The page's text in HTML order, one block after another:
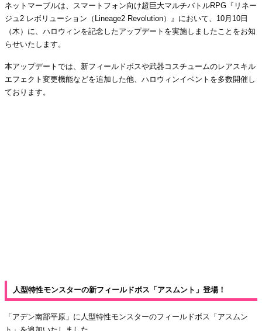
ネットマーブルは、スマートフォン向け超巨大マルチバトルRPG『リネー
ジュ2 レボリューション（Lineage2 Revolution）』において、10月10日
（木）に、ハロウィンを記念したアップデートを実施しましたことをお知
らせいたします。
本アップデートでは、新フィールドボスや武器コスチュームのレアスキル
エフェクト変更機能などを追加した他、ハロウィンイベントを多数開催し
ております。
人型特性モンスターの新フィールドボス「アスムント」登場！
「アデン南部平原」に人型特性モンスターのフィールドボス「アスムン